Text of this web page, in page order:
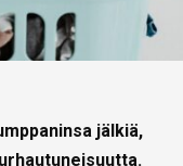
jälkiä,